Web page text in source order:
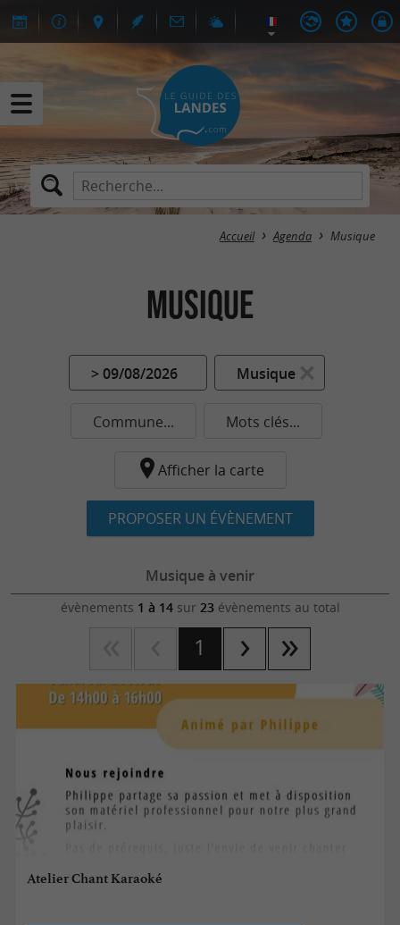
Accueil Agenda Musique
Musique
> 09/08/2026 Musique
Commune... Mots clés...
Afficher la carte
PROPOSER UN ÉVÈNEMENT
Musique à venir
évènements 1 à 14sur 23évènements au total
1
Atelier Chant Karaoké